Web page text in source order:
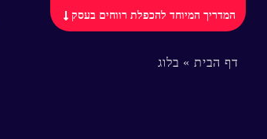
המדריך המיוחד להכפלת רווחים בעסק
דף הבית » בלוג